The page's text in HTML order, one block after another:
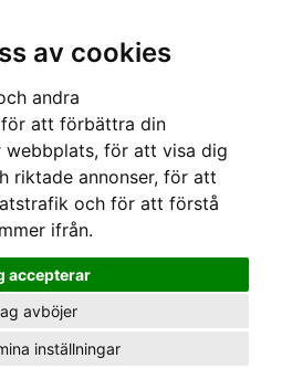
av cookies
andra
att förbättra din
webbplats, för att visa dig
riktade annonser, för att
och för att förstå
ifrån.
accepterar
avböjer
inställningar
Lastgaller - PEUGEOT 3008 (2016-)